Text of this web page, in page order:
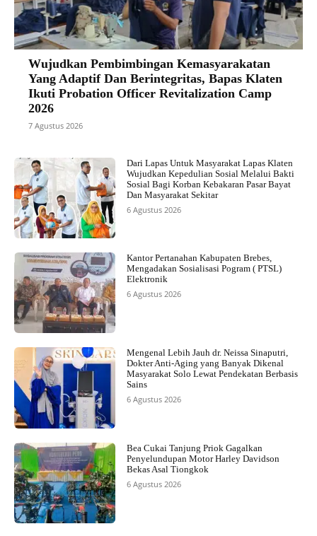
Wujudkan Pembimbingan Kemasyarakatan
Yang Adaptif Dan Berintegritas, Bapas Klaten
Ikuti Probation Officer Revitalization Camp
2026
7 Agustus 2026
Dari Lapas Untuk Masyarakat Lapas Klaten
Wujudkan Kepedulian Sosial Melalui Bakti
Sosial Bagi Korban Kebakaran Pasar Bayat
Dan Masyarakat Sekitar
6 Agustus 2026
Kantor Pertanahan Kabupaten Brebes,
Mengadakan Sosialisasi Pogram ( PTSL)
Elektronik
6 Agustus 2026
Mengenal Lebih Jauh dr. Neissa Sinaputri,
Dokter Anti-Aging yang Banyak Dikenal
Masyarakat Solo Lewat Pendekatan Berbasis
Sains
6 Agustus 2026
Bea Cukai Tanjung Priok Gagalkan
Penyelundupan Motor Harley Davidson
Bekas Asal Tiongkok
6 Agustus 2026